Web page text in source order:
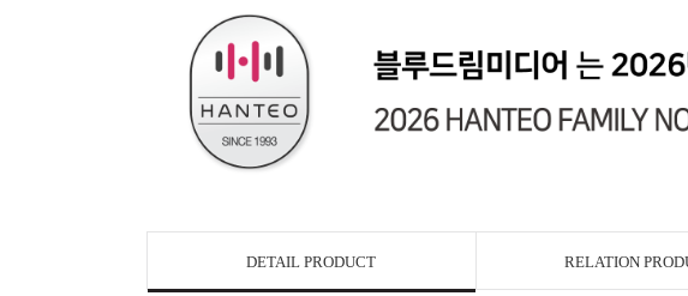
DETAIL PRODUCT RELATION